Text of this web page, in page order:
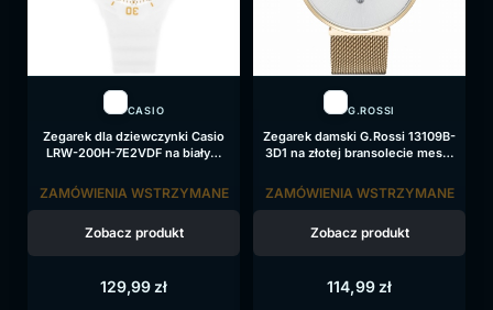
CASIO
Zegarek dla dziewczynki Casio
LRW-200H-7E2VDF na białym
129,99 zł
ZAMÓWIENIA WSTRZYMANE
Zobacz produkt
G.ROSSI
Zegarek damski G.Rossi 13109B-
3D1 na złotej bransolecie mesh,
114,99 zł
ZAMÓWIENIA WSTRZYMANE
Zobacz produkt